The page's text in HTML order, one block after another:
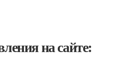
на сайте: